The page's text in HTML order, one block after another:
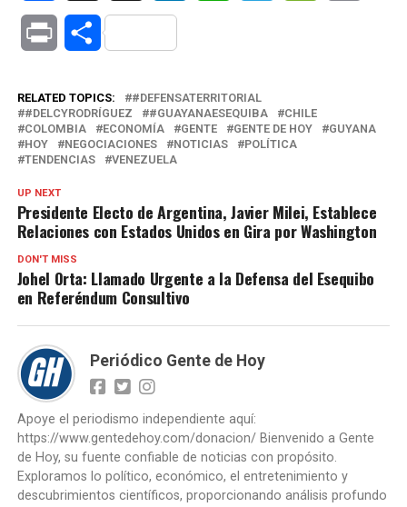
Print Compartir
RELATED TOPICS:
#DEFENSATERRITORIAL
#DELCYRODRÍGUEZ
#GUAYANAESEQUIBA
CHILE
COLOMBIA
ECONOMÍA GENTE GENTE DE HOY
GUYANA
HOY
NEGOCIACIONES NOTICIAS
POLÍTICA
TENDENCIAS
VENEZUELA
UP NEXT
Presidente Electo de Argentina, Javier Milei, Establece
Relaciones con Estados Unidos en Gira por Washington
DON'T MISS
Johel Orta: Llamado Urgente a la Defensa del Esequibo
en Referéndum Consultivo
Periódico Gente de Hoy
Apoye el periodismo independiente aquí:
https://www.gentedehoy.com/donacion/ Bienvenido a Gente
de Hoy, su fuente confiable de noticias con propósito.
Exploramos lo político, económico, el entretenimiento y
descubrimientos científicos, proporcionando análisis profundo